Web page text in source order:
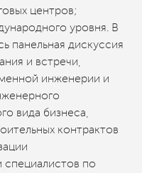
центров;
уровня. В
панельная дискуссия
и встречи,
инженерии и
вида бизнеса,
контрактов
специалистов по